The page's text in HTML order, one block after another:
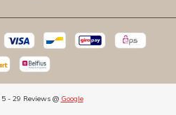
5- 29 Reviews @ Google